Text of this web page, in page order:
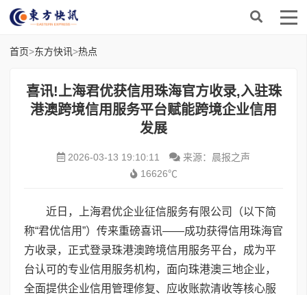
首页>东方快讯>热点
喜讯!上海君优获信用珠海官方收录,入驻珠
港澳跨境信用服务平台赋能跨境企业信用
发展
2026-03-13 19:10:11
来源：晨报之声
16626℃
近日，上海君优企业征信服务有限公司（以下简
称“君优信用”）传来重磅喜讯——成功获得信用珠海官
方收录，正式登录珠港澳跨境信用服务平台，成为平
台认可的专业信用服务机构，面向珠港澳三地企业，
全面提供企业信用管理修复、应收账款清收等核心服